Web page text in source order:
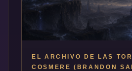
EL ARCHIVO DE LAS
COSMERE (BRANDON